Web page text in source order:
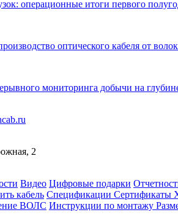
операционные итоги первого
оптического кабеля от
мониторинга добычи на
2
Видео Цифровые подарки
кабель Спецификации Сертификаты
ВОЛС Инструкции по монтажу